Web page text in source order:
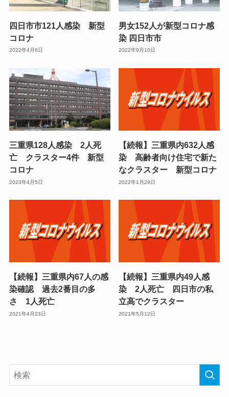
四日市市121人感染 新型
コロナ
2022年4月6日
男女152人が新型コロナ感
染 四日市市
2022年9月10日
三重県128人感染 2人死
亡 クラスター4件 新型
コロナ
2023年4月5日
【続報】三重県内632人感
染 高齢者向け住宅で新た
なクラスター 新型コロナ
2022年1月29日
【続報】三重県内67人の感
染確認 過去2番目の多
さ 1人死亡
2021年4月23日
【続報】三重県内49人感
染 2人死亡 四日市の私
立高でクラスター
2021年5月12日